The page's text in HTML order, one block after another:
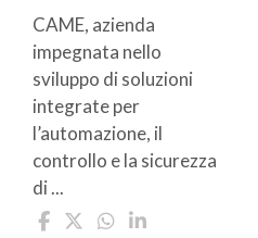
CAME, azienda
impegnata nello
sviluppo di soluzioni
integrate per
l’automazione, il
controllo e la sicurezza
di ...